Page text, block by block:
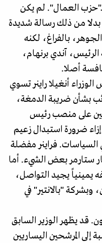
لـ"حزب العمال". لم يكن
من ذلك رسالة شديدة
بالفراغ، لكنه
آندي برنهام،
أصلا.
أنغيلا راينر تسوي
بشأن ضريبة الدمغة،
على منصب رئيس
ضرورة استبدال زعيم
فـراينر مفضلة
ستارمر بعض الشيء. أما
يمينياً يجيد التواصل،
وبشركة "بالانتير" في
قد يظهر الوزير السابق
إلى المرشحين اليساريين